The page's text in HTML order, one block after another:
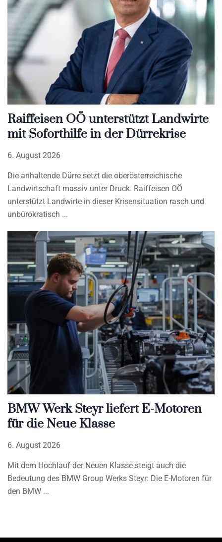
Raiffeisen OÖ unterstützt Landwirte
mit Soforthilfe in der Dürrekrise
6. August 2026
Die anhaltende Dürre setzt die oberösterreichische
Landwirtschaft massiv unter Druck. Raiffeisen OÖ
unterstützt Landwirte in dieser Krisensituation rasch und
unbürokratisch
BMW Werk Steyr liefert E-Motoren
für die Neue Klasse
6. August 2026
Mit dem Hochlauf der Neuen Klasse steigt auch die
Bedeutung des BMW Group Werks Steyr: Die E-Motoren für
den BMW